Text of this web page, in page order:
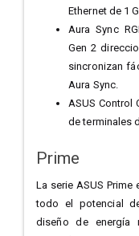
Ethernet de 1
Aura Sync
Gen 2
sincronizan
Aura Sync.
ASUS Control
de terminales
Prime
La serie ASUS
todo el potencial
diseño de energía